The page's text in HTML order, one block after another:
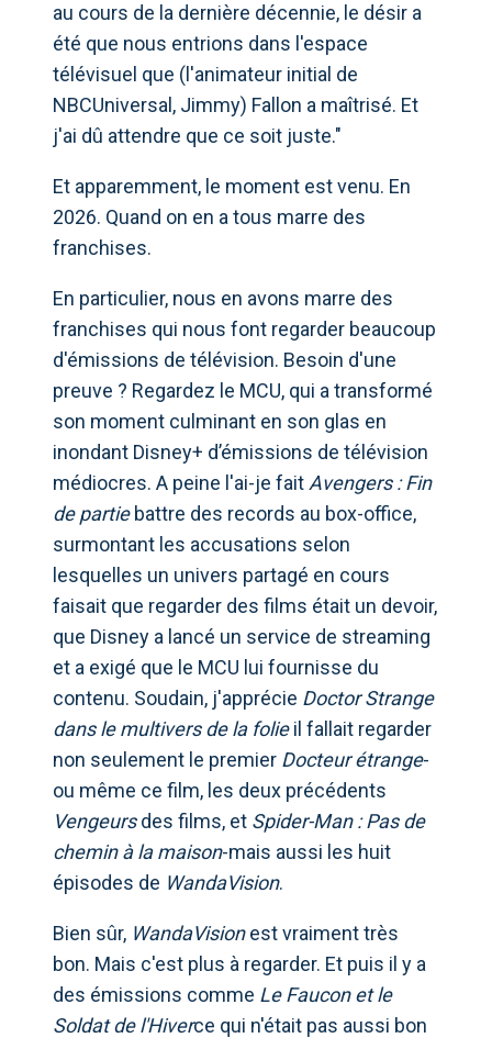
au cours de la dernière décennie, le désir a
été que nous entrions dans l'espace
télévisuel que (l'animateur initial de
NBCUniversal, Jimmy) Fallon a maîtrisé. Et
j'ai dû attendre que ce soit juste."
Et apparemment, le moment est venu. En
2026. Quand on en a tous marre des
franchises.
En particulier, nous en avons marre des
franchises qui nous font regarder beaucoup
d'émissions de télévision. Besoin d'une
preuve ? Regardez le MCU, qui a transformé
son moment culminant en son glas en
inondant Disney+ d’émissions de télévision
médiocres. A peine l'ai-je fait Avengers : Fin
de partiebattre des records au box-office,
surmontant les accusations selon
lesquelles un univers partagé en cours
faisait que regarder des films était un devoir,
que Disney a lancé un service de streaming
et a exigé que le MCU lui fournisse du
contenu. Soudain, j'apprécie Doctor Strange
dans le multivers de la folieil fallait regarder
non seulement le premier Docteur étrange-
ou même ce film, les deux précédents
Vengeursdes films, et Spider-Man : Pas de
chemin à la maison-mais aussi les huit
épisodes de WandaVision.
Bien sûr, WandaVisionest vraiment très
bon. Mais c'est plus à regarder. Et puis il y a
des émissions comme Le Faucon et le
Soldat de l'Hiverce qui n'était pas aussi bon